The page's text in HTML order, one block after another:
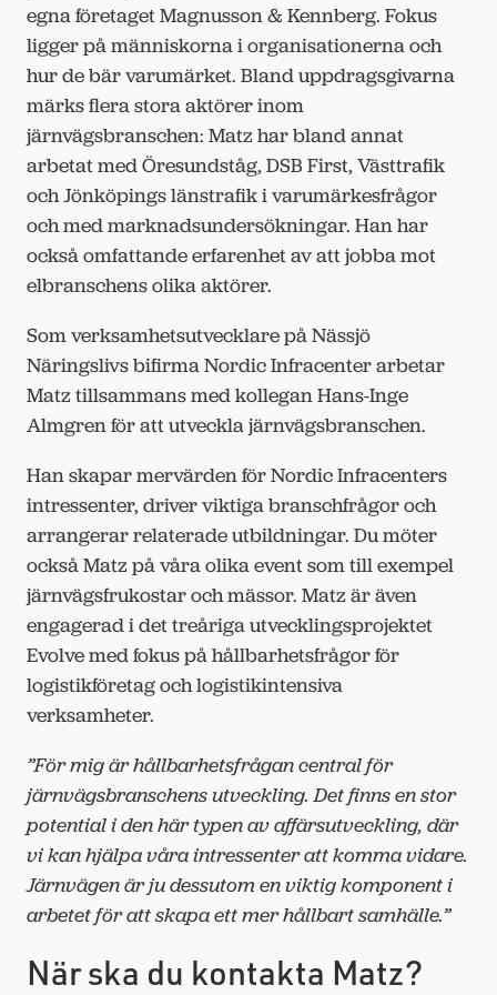
egna företaget Magnusson & Kennberg. Fokus
ligger på människorna i organisationerna och
hur de bär varumärket. Bland uppdragsgivarna
märks flera stora aktörer inom
järnvägsbranschen: Matz har bland annat
arbetat med Öresundståg, DSB First, Västtrafik
och Jönköpings länstrafik i varumärkesfrågor
och med marknadsundersökningar. Han har
också omfattande erfarenhet av att jobba mot
elbranschens olika aktörer.
Som verksamhetsutvecklare på Nässjö
Näringslivs bifirma Nordic Infracenter arbetar
Matz tillsammans med kollegan Hans-Inge
Almgren för att utveckla järnvägsbranschen.
Han skapar mervärden för Nordic Infracenters
intressenter, driver viktiga branschfrågor och
arrangerar relaterade utbildningar. Du möter
också Matz på våra olika event som till exempel
järnvägsfrukostar och mässor. Matz är även
engagerad i det treåriga utvecklingsprojektet
Evolve med fokus på hållbarhetsfrågor för
logistikföretag och logistikintensiva
verksamheter.
”För mig är hållbarhetsfrågan central för
järnvägsbranschens utveckling. Det finns en stor
potential i den här typen av affärsutveckling, där
vi kan hjälpa våra intressenter att komma vidare.
Järnvägen är ju dessutom en viktig komponent i
arbetet för att skapa ett mer hållbart samhälle.”
När ska du kontakta Matz?